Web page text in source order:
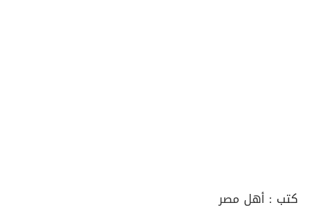
كتب : أهل مصر